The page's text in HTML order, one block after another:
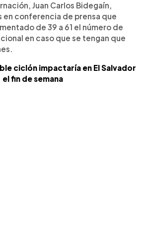
Juan Carlos Bidegaín,
en conferencia de prensa que
de 39 a 61 el número de
en caso que se tengan que
ciclón impactaría en El Salvador
el fin de semana